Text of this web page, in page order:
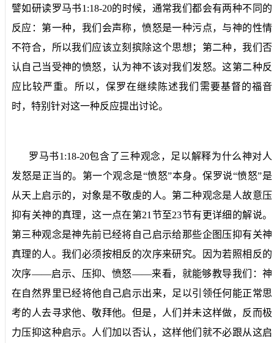
譬如研读罗马书1:18-20的时候，通常我们都会有两种不同的
反应：第一种，我们会声称，愤怒是一种污点，与神的性情
不符合，所以我们应该立刻摈除这个思想；第二种，我们否
认自己当受神的愤怒，认为神不该对我们发怒。这第二种反
应比较严重。所以，保罗在继续陈述我们需要基督的福音
时，特别针对这一种反应提出讨论。
罗马书1:18-20包含了三种观念，足以解释为什么神对人
发怒是正当的。第一个观念是“愤怒”本身。保罗说“愤怒”是
从天上启示的，对象是不敬虔的人。第二种观念是人故意压
抑有关神的真理，这一点在第21 节至23节有更详细的解说。
第三种观念是神先前已经将自己启示给那些企图压抑有关神
真理的人。我们必须按相反的次序来研究。因为若照相反的
次序——启示、压抑、愤怒——来看，就能够教导我们：神
在自然界里已经将他自己启示出来，足以引领任何能正常思
考的人去寻求他、敬拜他。但是，人们并未这样做，反而极
力压抑这种启示。人们加以否认，这样他们就不必跟从这启